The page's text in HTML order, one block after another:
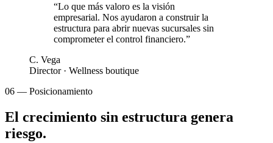
“Lo que más valoro es la visión
empresarial. Nos ayudaron a construir la
estructura para abrir nuevas sucursales sin
comprometer el control financiero.”
C. Vega
Director · Wellness boutique
06 — Posicionamiento
El crecimiento sin estructura genera
riesgo.